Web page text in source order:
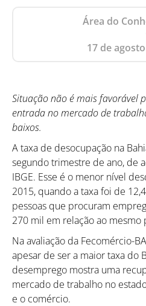
Área do
17 de
Situação não é mais favorável
entrada no mercado de
baixos.
A taxa de desocupação na
segundo trimestre de ano, de
IBGE. Esse é o menor nível
2015, quando a taxa foi de
pessoas que procuram
270 mil em relação ao
Na avaliação da Fecomércio-
apesar de ser a maior taxa do
desemprego mostra uma
mercado de trabalho no
e o comércio.